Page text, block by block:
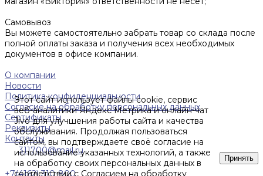
Самовывоз
Вы можете самостоятельно забрать товар со склада после
полной оплаты заказа и получения всех необходимых
документов в офисе компании.
О компании
Новости
Политика конфиденциальности
Согласие на обработку персональных данных
Сертификаты
Реквизиты
Контакты
311700@mail.ru
+7(4162) 310-800
Этот сайт использует файлы cookie, сервис
веб-аналитики Яндекс Метрика и онлайн-чат
Jivo для улучшения работы сайта и качества
обслуживания. Продолжая пользоваться
сайтом, вы подтверждаете своё согласие на
использование указанных технологий, а также
на обработку своих персональных данных в
соответствии с Согласием на обработку
Принять